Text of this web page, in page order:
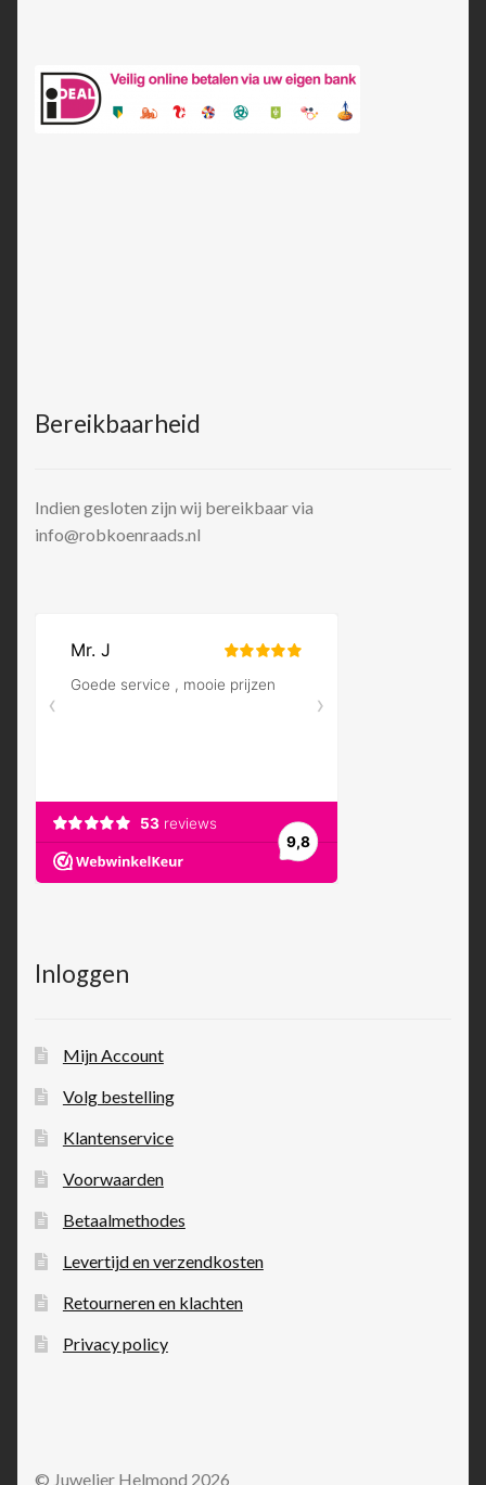
Bereikbaarheid
Indien gesloten zijn wij bereikbaar via
info@robkoenraads.nl
Inloggen
Mijn Account
Volg bestelling
Klantenservice
Voorwaarden
Betaalmethodes
Levertijd en verzendkosten
Retourneren en klachten
Privacy policy
© Juwelier Helmond 2026